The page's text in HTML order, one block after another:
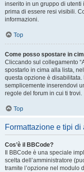
inserito in un gruppo di
prima di essere resi visibili.
informazioni.
Top
Come posso spostare in
Cliccando sul collegamento
spostarlo in cima alla lista,
questa opzione è
semplicemente inserendovi
regole del forum in cui ti trovi.
Top
Formattazione e tipi di
Cos’è il BBCode?
Il BBCode è una speciale
scelta dell’amministratore
tramite l’opzione nel modulo